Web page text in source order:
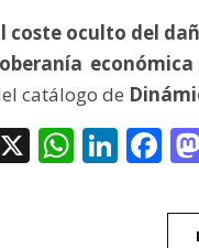
coste oculto del
económica
catálogo de
X